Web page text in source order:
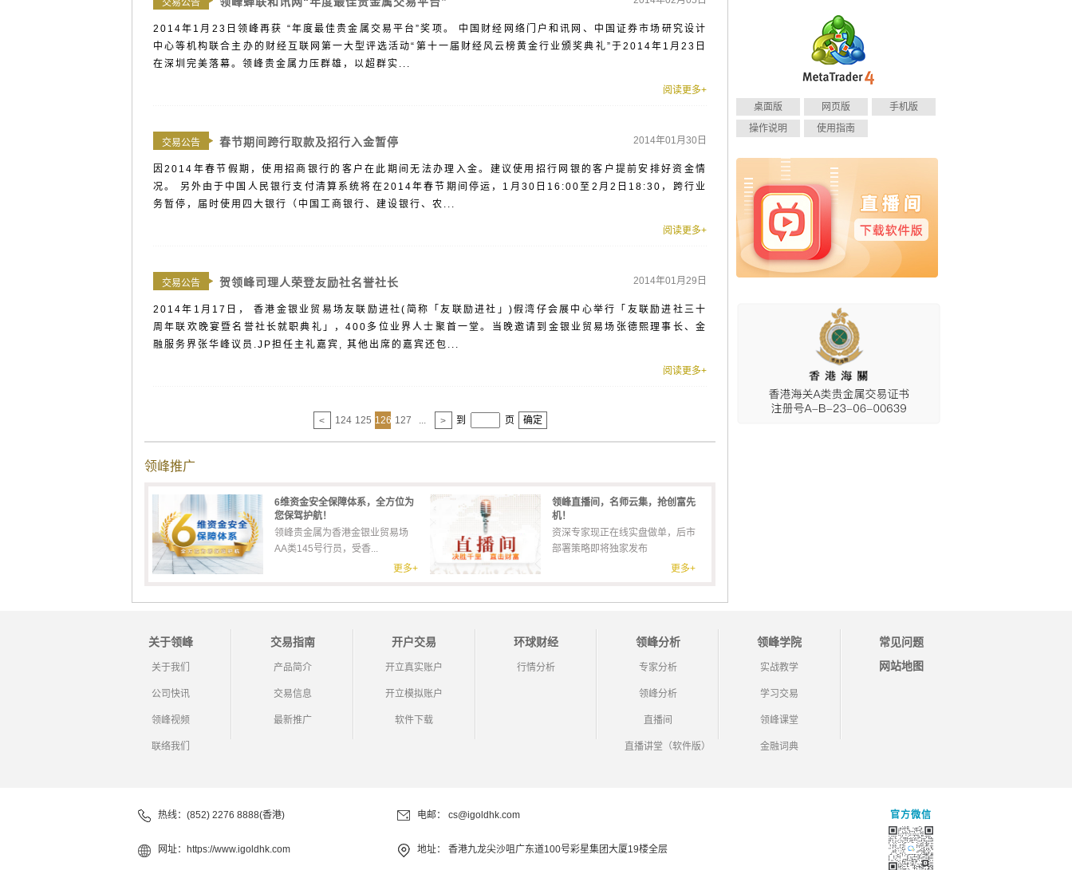
交易公告
2014年1月23日领峰再获 “年度最佳贵金属交易平台”奖项。 中国财经网络门户和讯网、中国证券市场研究设计
中心等机构联合主办的财经互联网第一大型评选活动“第十一届财经风云榜黄金行业颁奖典礼”于2014年1月23日
在深圳完美落幕。领峰贵金属力压群雄，以超群实...
阅读更多+
交易公告 春节期间跨行取款及招行入金暂停 2014年01月30日
因2014年春节假期，使用招商银行的客户在此期间无法办理入金。建议使用招行网银的客户提前安排好资金情
况。 另外由于中国人民银行支付清算系统将在2014年春节期间停运，1月30日16:00至2月2日18:30，跨行业
务暂停，届时使用四大银行（中国工商银行、建设银行、农...
阅读更多+
交易公告 贺领峰司理人荣登友励社名誉社长 2014年01月29日
2014年1月17日， 香港金银业贸易场友联励进社(简称「友联励进社」)假湾仔会展中心举行「友联励进社三十
周年联欢晚宴暨名誉社长就职典礼」，400多位业界人士聚首一堂。当晚邀请到金银业贸易场张德熙理事长、金
融服务界张华峰议员.JP担任主礼嘉宾, 其他出席的嘉宾还包...
阅读更多+
< 124 125 126 127 ... > 到 页 确定
领峰推广
6维资金安全保障体系，全方位为
您保驾护航！
领峰贵金属为香港金银业贸易场
AA类145号行员，受香...
更多+
领峰直播间，名师云集，抢创富先
机！
资深专家现正在线实盘做单，后市
部署策略即将独家发布
更多+
桌面版 网页版
手机版
操作说明
使用指南
关于领峰
关于我们
公司快讯
领峰视频
联络我们
交易指南
产品简介
交易信息
最新推广
开户交易
开立真实账户
开立模拟账户
软件下载
环球财经
行情分析
领峰分析
专家分析
领峰分析
直播间
直播讲堂（软件版）
领峰学院
实战教学
学习交易
领峰课堂
金融词典
常见问题
网站地图
热线：(852) 2276 8888(香港) 电邮： cs@igoldhk.com
网址： https://www.igoldhk.com 地址： 香港九龙尖沙咀广东道100号彩星集团大厦19楼全层
官方微信